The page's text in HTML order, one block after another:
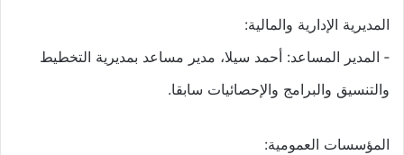
المديرية الإدارية والمالية:
‐ المدير المساعد: أحمد سيلا، مدير مساعد بمديرية التخطيط
والتنسيق والبرامج والإحصائيات سابقا.
المؤسسات العمومية: